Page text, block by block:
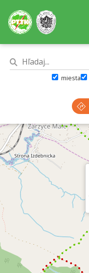
miesta